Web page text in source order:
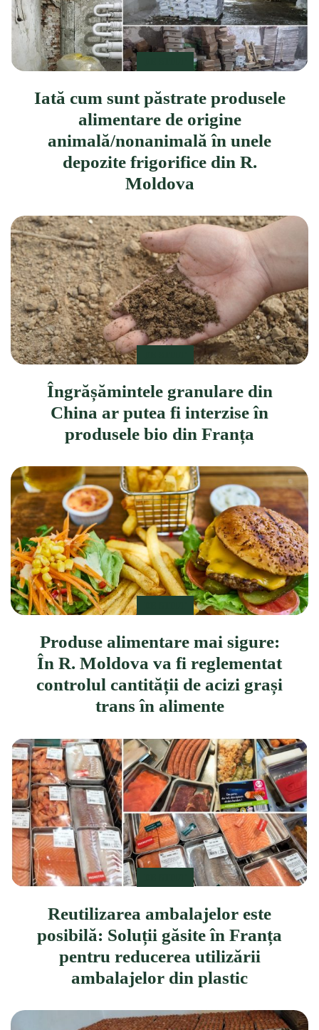
Iată cum sunt păstrate produsele
alimentare de origine
animală/nonanimală în unele
depozite frigorifice din R.
Moldova
Îngrășămintele granulare din
China ar putea fi interzise în
produsele bio din Franța
Produse alimentare mai sigure:
În R. Moldova va fi reglementat
controlul cantității de acizi grași
trans în alimente
Reutilizarea ambalajelor este
posibilă: Soluții găsite în Franța
pentru reducerea utilizării
ambalajelor din plastic